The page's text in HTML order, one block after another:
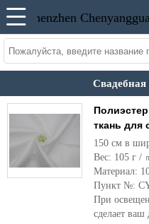
Свадебная
ткань для
150 см в
Вес: 105 г /
Материал:
Пункт №:
При
сделает